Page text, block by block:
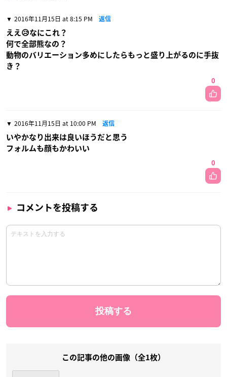
2016年11月15日 at 8:15 PM 返信
ええ😥なにこれ？
何で全部熊なの？
動物のバリエーション多めにしたらもっと盛り上がるのに手抜
き？
0
2016年11月15日 at 10:00 PM 返信
いやかなり出来は良いほうだと思う
フォルムも顔もかわいい
0
コメントを投稿する
この記事の他の画像（全1枚）